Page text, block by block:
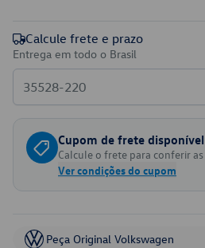
Calcule frete e prazo
Entrega em todo o Brasil
Cupom de frete
Calcule o frete para conferir
Ver condições do cupom
Peça Original Volkswagen